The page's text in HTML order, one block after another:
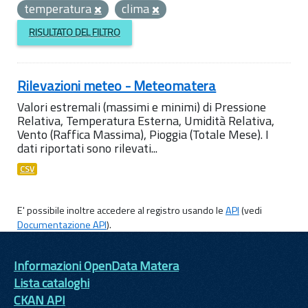
temperatura
clima
RISULTATO DEL FILTRO
Rilevazioni meteo - Meteomatera
Valori estremali (massimi e minimi) di Pressione
Relativa, Temperatura Esterna, Umidità Relativa,
Vento (Raffica Massima), Pioggia (Totale Mese). I
dati riportati sono rilevati...
CSV
E' possibile inoltre accedere al registro usando leAPI(vedi
Documentazione API).
Informazioni OpenData Matera
Lista cataloghi
CKAN API